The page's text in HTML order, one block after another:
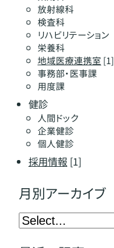
放射線科
検査科
リハビリテーション
栄養科
地域医療連携室 [1]
事務部・医事課
用度課
健診
人間ドック
企業健診
個人健診
採用情報 [1]
月別アーカイブ